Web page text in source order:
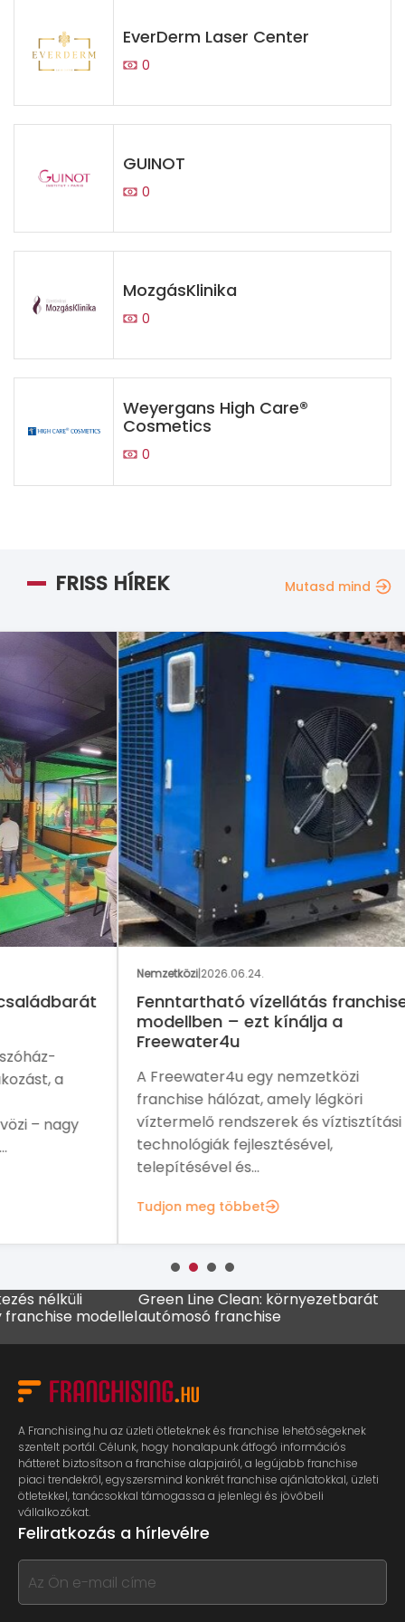
EverDerm Laser Center
0
GUINOT
0
MozgásKlinika
0
Weyergans High Care®
Cosmetics
0
FRISS HÍREK Mutasd mind
2026.06.24.
Fenntartható vízellátás franchise
modellben – ezt kínálja a
Freewater4u
A Freewater4u egy nemzetközi
franchise hálózat, amely légköri
víztermelő rendszerek és víztisztítási
technológiák fejlesztésével,
telepítésével és...
Tudjon meg többet
modellel
Green Line Clean: környezetbarát
autómosó franchise
A Franchising.hu az üzleti ötleteknek és franchise lehetőségeknek
szentelt portál. Célunk, hogy honalapunk átfogó információs
hátteret biztosítson a franchise alapjairól, a legújabb franchise
piaci trendekről, egyszersmind konkrét franchise ajánlatokkal, üzleti
ötletekkel, tanácsokkal támogassa a jelenlegi és jövőbeli
vállalkozókat.
Feliratkozás a hírlevélre
If
you